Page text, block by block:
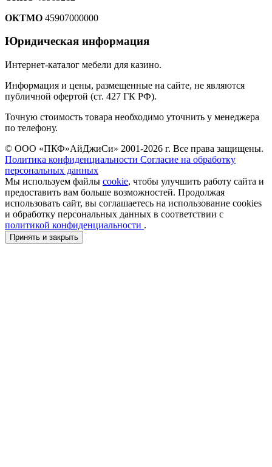
ОКТМО 45907000000
Юридическая информация
Интернет-каталог мебели для казино.
Информация и цены, размещенные на сайте, не являются
публичной офертой (ст. 427 ГК РФ).
Точную стоимость товара необходимо уточнить у менеджера
по телефону.
© ООО «ПКФ»АйДжиСи» 2001-2026 г. Все права защищены.
Политика конфиденциальности Согласие на обработку
персональных данных
Мы используем файлы cookie, чтобы улучшить работу сайта и
предоставить вам больше возможностей. Продолжая
использовать сайт, вы соглашаетесь на использование cookies
и обработку персональных данных в соответствии с
политикой конфиденциальности .
Принять и закрыть